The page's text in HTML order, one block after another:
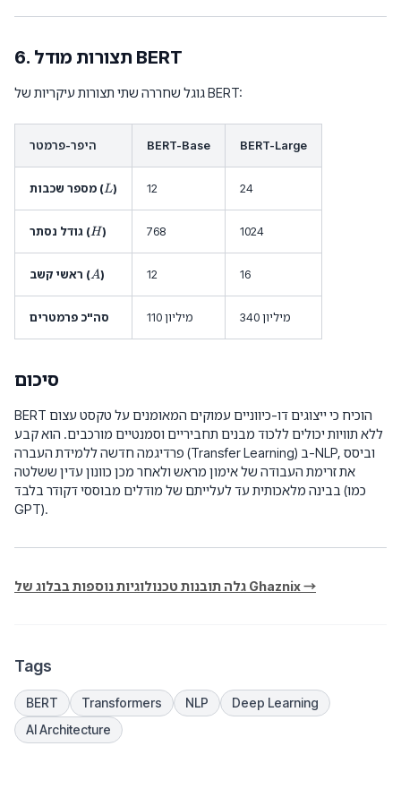
6. תצורות מודל BERT
גוגל שחררה שתי תצורות עיקריות של BERT:
היפר-פרמטר BERT-Base BERT-Large
מספר שכבות (L
L) 12 24
גודל נסתר (H
H) 768 1024
ראשי קשב ( A
A) 12 16
סה"כ פרמטרים 110 מיליון 340 מיליון
סיכום
BERT הוכיח כי ייצוגים דו-כיווניים עמוקים המאומנים על טקסט עצום
ללא תוויות יכולים ללכוד מבנים תחביריים וסמנטיים מורכבים. הוא קבע
פרדיגמה חדשה ללמידת העברה (Transfer Learning) ב-NLP, וביסס
את זרימת העבודה של אימון מראש ולאחר מכן כוונון עדין ששלטה
בבינה מלאכותית עד לעלייתם של מודלים מבוססי דקודר בלבד (כמו
GPT).
גלה תובנות טכנולוגיות נוספות בבלוג של Ghaznix →
Tags
BERT Transformers NLP
Deep Learning
AI Architecture